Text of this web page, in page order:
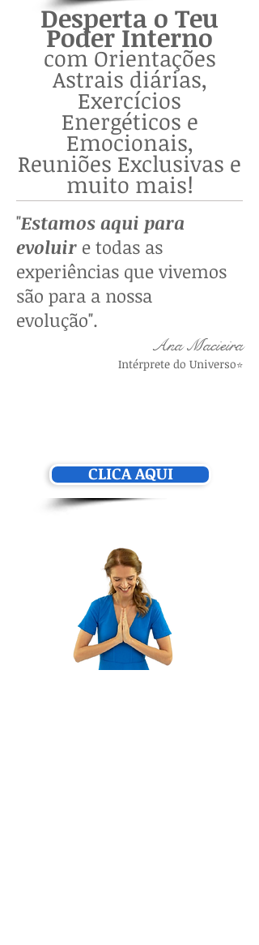
Desperta o Teu
Poder Interno
com Orientações
Astrais diárias,
Exercícios
Energéticos e
Emocionais,
Reuniões Exclusivas e
muito mais!
"Estamos aqui para
evoluir e todas as
experiências que vivemos
são para a nossa
evolução".
Ana Macieira
Intérprete do Universo⭐️
CLICA AQUI